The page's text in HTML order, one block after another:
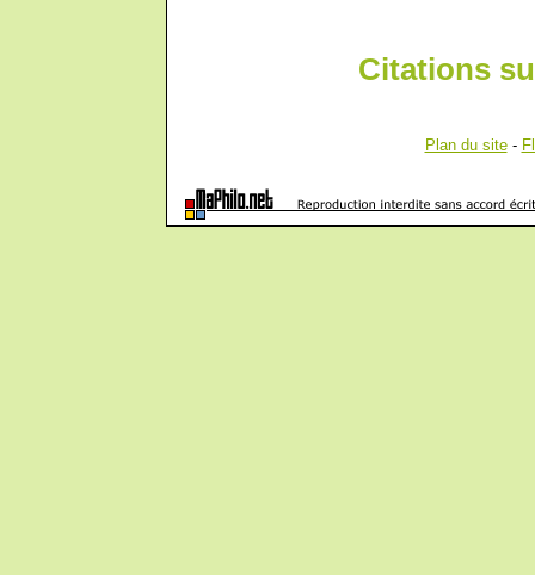
Citations
Plan du site-